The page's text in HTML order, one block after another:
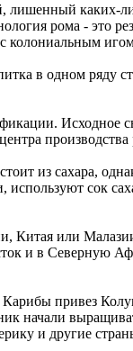
лишенный каких-
рома - это
колониальным
в одном ряду
Исходное
производства
из сахара,
сок
Китая или
и в Северную
привез
начали
и другие